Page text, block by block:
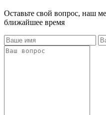
Оставьте свой вопрос, наш
ближайшее время